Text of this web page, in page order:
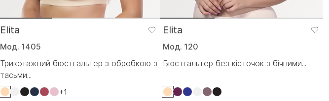
Elita
Мод. 1405
Трикотажний бюстгальтер з обробкою з
тасьми...
+1
Elita
Мод. 120
Бюстгальтер без кісточок з бічними...